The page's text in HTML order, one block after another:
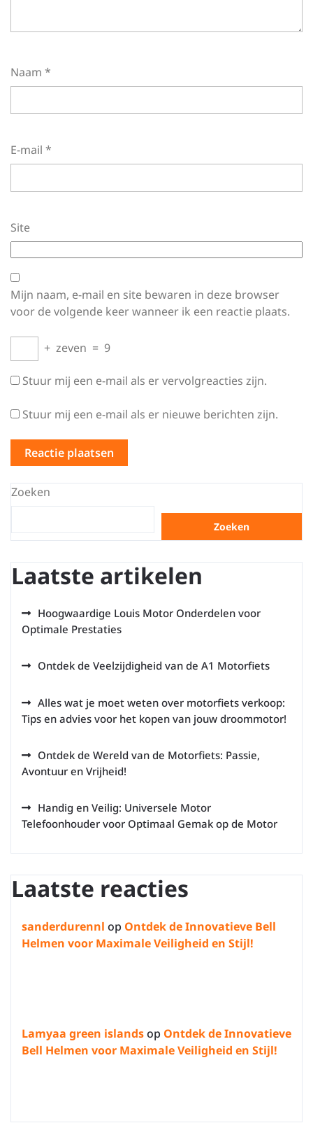
Naam *
E-mail *
Site
Mijn naam, e-mail en site bewaren in deze browser
voor de volgende keer wanneer ik een reactie plaats.
+ zeven = 9
Stuur mij een e-mail als er vervolgreacties zijn.
Stuur mij een e-mail als er nieuwe berichten zijn.
Zoeken
Zoeken
Laatste artikelen
Hoogwaardige Louis Motor Onderdelen voor
Optimale Prestaties
Ontdek de Veelzijdigheid van de A1 Motorfiets
Alles wat je moet weten over motorfiets verkoop:
Tips en advies voor het kopen van jouw droommotor!
Ontdek de Wereld van de Motorfiets: Passie,
Avontuur en Vrijheid!
Handig en Veilig: Universele Motor
Telefoonhouder voor Optimaal Gemak op de Motor
Laatste reacties
sanderdurennl op Ontdek de Innovatieve Bell
Helmen voor Maximale Veiligheid en Stijl!
Lamyaa green islandsop Ontdek de Innovatieve
Bell Helmen voor Maximale Veiligheid en Stijl!